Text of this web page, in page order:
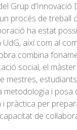
Grup
procés de treball
ha estat
així com al
combina
social, el
i posa
per
de